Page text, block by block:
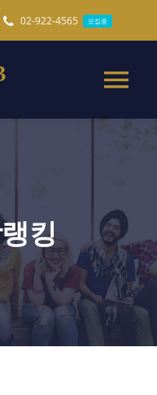
02-922-4565 모집중
킹